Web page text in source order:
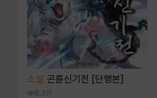
소설 곤륜신기전 [단행본]
8.3만